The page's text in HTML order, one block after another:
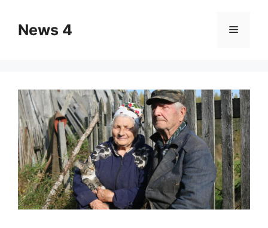
contentNews 4 Menu